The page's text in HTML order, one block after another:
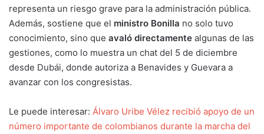
representa un riesgo grave para la administración pública.
Además, sostiene que el ministro Bonilla no solo tuvo
conocimiento, sino que avaló directamente algunas de las
gestiones, como lo muestra un chat del 5 de diciembre
desde Dubái, donde autoriza a Benavides y Guevara a
avanzar con los congresistas.
Le puede interesar: Álvaro Uribe Vélez recibió apoyo de un
número importante de colombianos durante la marcha del